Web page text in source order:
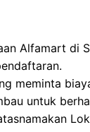
Alfamart di
meminta
untuk